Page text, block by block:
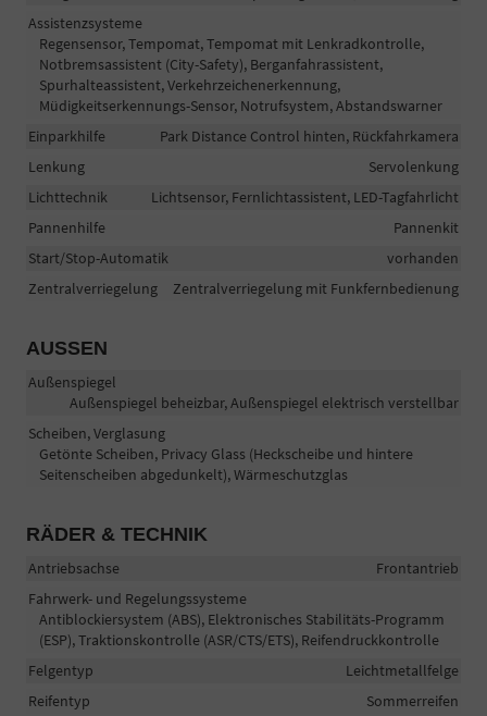
Assistenzsysteme
Regensensor, Tempomat, Tempomat mit Lenkradkontrolle,
Notbremsassistent (City-Safety), Berganfahrassistent,
Spurhalteassistent, Verkehrzeichenerkennung,
Müdigkeitserkennungs-Sensor, Notrufsystem, Abstandswarner
Einparkhilfe
Park Distance Control hinten, Rückfahrkamera
Lenkung
Servolenkung
Lichttechnik
Lichtsensor, Fernlichtassistent, LED-Tagfahrlicht
Pannenhilfe
Pannenkit
Start/Stop-Automatik
vorhanden
Zentralverriegelung
Zentralverriegelung mit Funkfernbedienung
AUSSEN
Außenspiegel
Außenspiegel beheizbar, Außenspiegel elektrisch verstellbar
Scheiben, Verglasung
Getönte Scheiben, Privacy Glass (Heckscheibe und hintere
Seitenscheiben abgedunkelt), Wärmeschutzglas
RÄDER & TECHNIK
Antriebsachse
Frontantrieb
Fahrwerk- und Regelungssysteme
Antiblockiersystem (ABS), Elektronisches Stabilitäts-Programm
(ESP), Traktionskontrolle (ASR/CTS/ETS), Reifendruckkontrolle
Felgentyp
Leichtmetallfelge
Reifentyp
Sommerreifen